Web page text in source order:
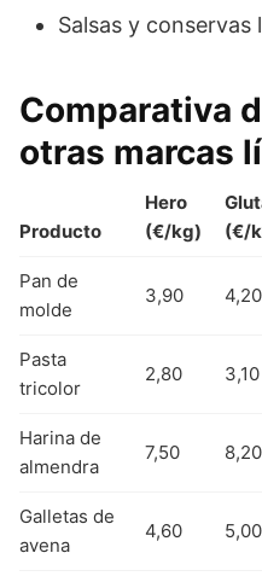
Salsas y
Comparativa
otras marcas
Producto
Hero
(€/kg)
(€/
Pan de
molde
3,90 4,20
Pasta
tricolor
2,80 3,10
Harina de
almendra
7,50 8,20
Galletas de
avena
4,60 5,00